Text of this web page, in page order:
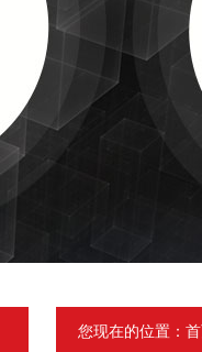
您现在的位置：